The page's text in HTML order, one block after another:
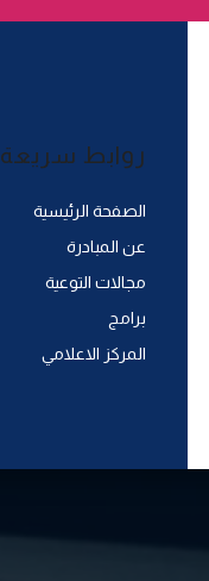
روابط سريعة
الصفحة الرئيسية
عن المبادرة
مجالات التوعية
برامج
المركز الاعلامي